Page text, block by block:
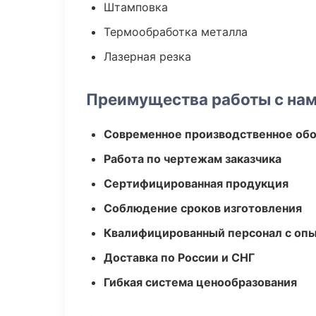
Штамповка
Термообработка металла
Лазерная резка
Преимущества работы с
Современное производственное
Работа по чертежам заказчика
Сертифицированная продукция
Соблюдение сроков изготовления
Квалифицированный персонал с
Доставка по России и СНГ
Гибкая система ценообразования